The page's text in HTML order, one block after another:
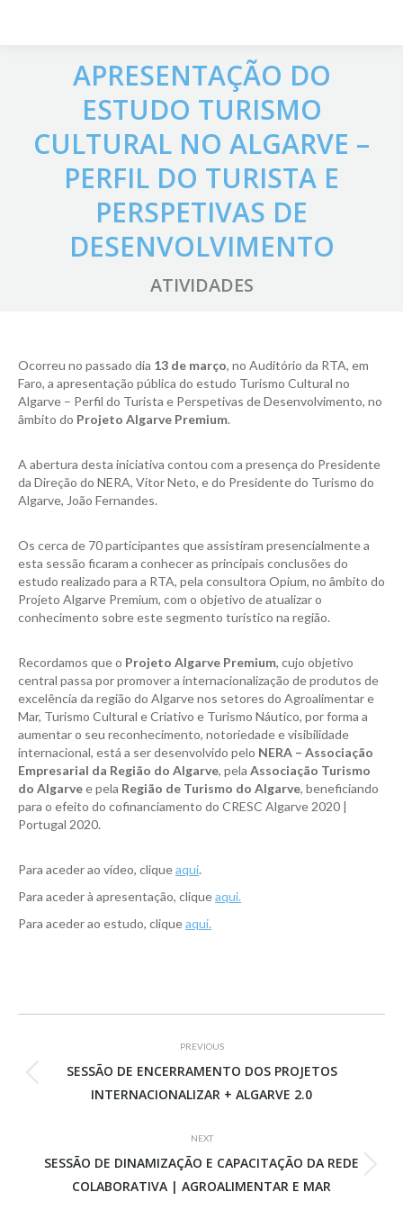
APRESENTAÇÃO DO
ESTUDO TURISMO
CULTURAL NO ALGARVE –
PERFIL DO TURISTA E
PERSPETIVAS DE
DESENVOLVIMENTO
ATIVIDADES
Ocorreu no passado dia 13 de março, no Auditório da RTA, em
Faro, a apresentação pública do estudo Turismo Cultural no
Algarve – Perfil do Turista e Perspetivas de Desenvolvimento, no
âmbito do Projeto Algarve Premium.
A abertura desta iniciativa contou com a presença do Presidente
da Direção do NERA, Vítor Neto, e do Presidente do Turismo do
Algarve, João Fernandes.
Os cerca de 70 participantes que assistiram presencialmente a
esta sessão ficaram a conhecer as principais conclusões do
estudo realizado para a RTA, pela consultora Opium, no âmbito do
Projeto Algarve Premium, com o objetivo de atualizar o
conhecimento sobre este segmento turístico na região.
Recordamos que o Projeto Algarve Premium, cujo objetivo
central passa por promover a internacionalização de produtos de
excelência da região do Algarve nos setores do Agroalimentar e
Mar, Turismo Cultural e Criativo e Turismo Náutico, por forma a
aumentar o seu reconhecimento, notoriedade e visibilidade
internacional, está a ser desenvolvido pelo NERA – Associação
Empresarial da Região do Algarve, pela Associação Turismo
do Algarvee pela Região de Turismo do Algarve, beneficiando
para o efeito do cofinanciamento do CRESC Algarve 2020 |
Portugal 2020.
Para aceder ao vídeo, cliqueaqui.
Para aceder à apresentação, cliqueaqui.
Para aceder ao estudo, cliqueaqui.
navigation
PREVIOUS
Previous
project:
SESSÃO DE ENCERRAMENTO DOS PROJETOS
INTERNACIONALIZAR + ALGARVE 2.0
NEXT
Next
project:
SESSÃO DE DINAMIZAÇÃO E CAPACITAÇÃO DA REDE
COLABORATIVA | AGROALIMENTAR E MAR